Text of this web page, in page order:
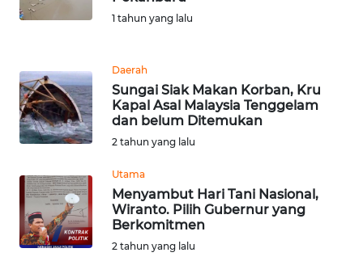
1 tahun yang lalu
Daerah
Sungai Siak Makan Korban, Kru
Kapal Asal Malaysia Tenggelam
dan belum Ditemukan
2 tahun yang lalu
Utama
Menyambut Hari Tani Nasional,
Wiranto. Pilih Gubernur yang
Berkomitmen
2 tahun yang lalu
WN
KEPRI
PAPUA
WN
PAPUA
BARAT